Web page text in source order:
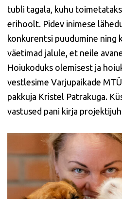
tubli tagala, kuhu
erihoolt. Pidev inimese
konkurentsi puudumine ning
väetimad jalule, et neile
Hoiukoduks olemisest ja
vestlesime Varjupaikade
pakkuja Kristel Patrakuga.
vastused pani kirja